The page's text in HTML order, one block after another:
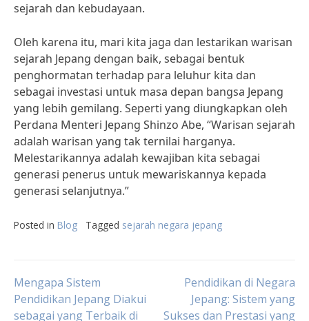
sejarah dan kebudayaan.
Oleh karena itu, mari kita jaga dan lestarikan warisan
sejarah Jepang dengan baik, sebagai bentuk
penghormatan terhadap para leluhur kita dan
sebagai investasi untuk masa depan bangsa Jepang
yang lebih gemilang. Seperti yang diungkapkan oleh
Perdana Menteri Jepang Shinzo Abe, “Warisan sejarah
adalah warisan yang tak ternilai harganya.
Melestarikannya adalah kewajiban kita sebagai
generasi penerus untuk mewariskannya kepada
generasi selanjutnya.”
Posted in Blog Tagged sejarah negara jepang
Post
Mengapa Sistem
Pendidikan Jepang Diakui
sebagai yang Terbaik di
Pendidikan di Negara
Jepang: Sistem yang
Sukses dan Prestasi yang